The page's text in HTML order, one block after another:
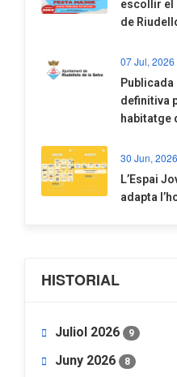
escollir el
de
07 Jul, 2026
definitiva
habitatge
30 Jun, 2026
​L’Espai
adapta
HISTORIAL
Juliol 2026 9
Juny 2026 8